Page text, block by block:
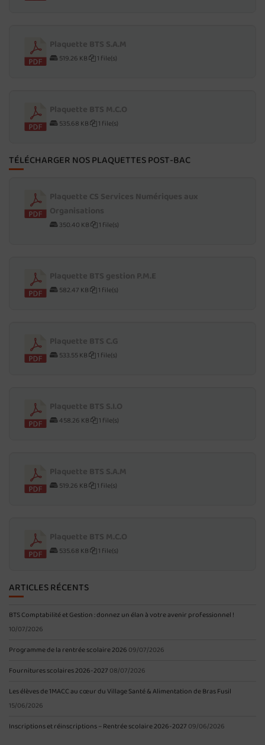
519.26 KB 1 file(s)
535.68 KB 1 file(s)
TÉLÉCHARGER NOS PLAQUETTES POST-BAC
350.40 KB 1 file(s)
582.47 KB 1 file(s)
533.55 KB 1 file(s)
458.26 KB 1 file(s)
519.26 KB 1 file(s)
535.68 KB 1 file(s)
ARTICLES RÉCENTS
BTS Comptabilité et Gestion : donnez un élan à votre avenir professionnel !
10/07/2026
Programme de la rentrée scolaire 2026 09/07/2026
Fournitures scolaires 2026-2027 08/07/2026
Les élèves de 1MACC au cœur du Village Santé & Alimentation de Bras Fusil
15/06/2026
Inscriptions et réinscriptions – Rentrée scolaire 2026-2027 09/06/2026